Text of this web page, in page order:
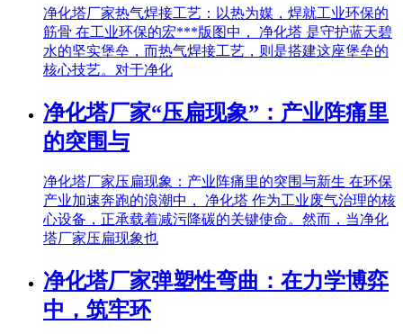
净化塔厂家热气焊接工艺：以热为媒，焊就工业环保的
筋骨 在工业环保的宏***版图中， 净化塔 是守护蓝天碧
水的坚实堡垒，而热气焊接工艺，则是搭建这座堡垒的
核心技艺。对于净化
净化塔厂家“压扁现象”：产业阵痛里
的突围与
净化塔厂家压扁现象：产业阵痛里的突围与新生 在环保
产业加速奔跑的浪潮中， 净化塔 作为工业废气治理的核
心设备，正承载着减污降碳的关键使命。然而，当净化
塔厂家压扁现象也
净化塔厂家弹塑性弯曲：在力学博弈
中，筑牢环